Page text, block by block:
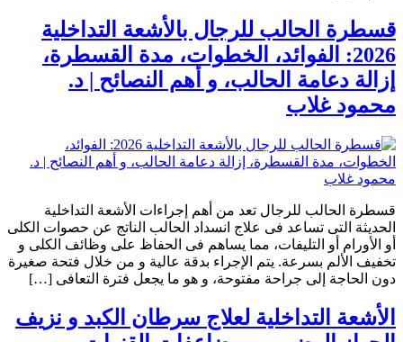
قسطرة الحالب للرجال بالأشعة التداخلية
2026: الفوائد، الخطوات، مدة القسطرة،
إزالة دعامة الحالب، و أهم النصائح | د.
محمود غلاب
قسطرة الحالب للرجال تعد من أهم إجراءات الأشعة التداخلية
الحديثة التى تساعد فى علاج انسداد الحالب الناتج عن حصوات الكلى
أو الأورام أو التليفات، مما يساهم فى الحفاظ على وظائف الكلى و
تخفيف الألم بسرعة. يتم الإجراء بدقة عالية و من خلال فتحة صغيرة
دون الحاجة إلى جراحة مفتوحة، و هو ما يجعل فترة التعافى […]
الأشعة التداخلية لعلاج سرطان الكبد و نزيف